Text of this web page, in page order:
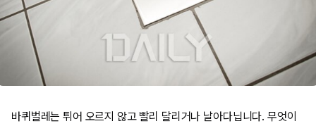
바퀴벌레는 튀어 오르지 않고 빨리 달리거나 날아다닙니다. 무엇이